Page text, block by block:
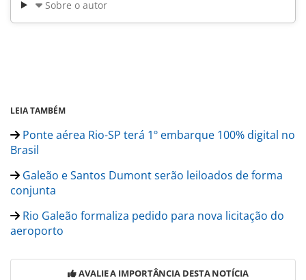
Sobre o autor
LEIA TAMBÉM
Ponte aérea Rio-SP terá 1º embarque 100% digital no
Brasil
Galeão e Santos Dumont serão leiloados de forma
conjunta
Rio Galeão formaliza pedido para nova licitação do
aeroporto
AVALIE A IMPORTÂNCIA DESTA NOTÍCIA